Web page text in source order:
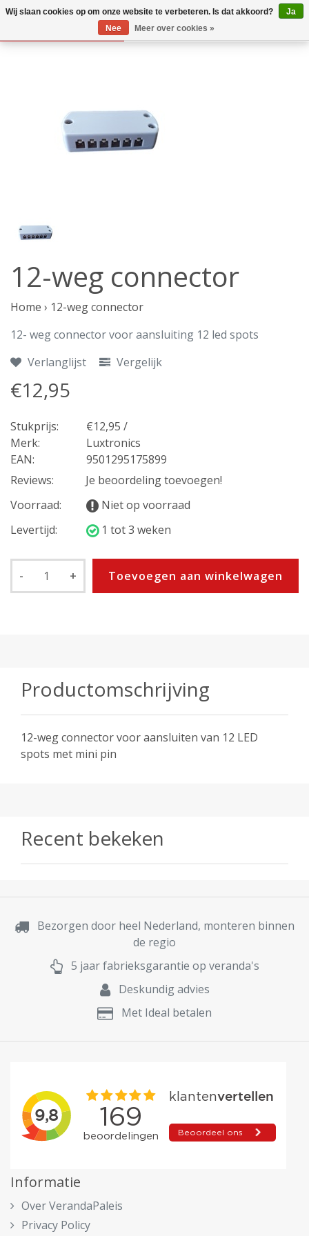
12-weg connector
Home › 12-weg connector
12- weg connector voor aansluiting 12 led spots
Verlanglijst
Vergelijk
€12,95
Stukprijs:
€12,95 /
Merk:
Luxtronics
EAN:
9501295175899
Reviews:
Je beoordeling toevoegen!
Voorraad:
Niet op voorraad
Levertijd:
1 tot 3 weken
- + Toevoegen aan winkelwagen
Productomschrijving
12-weg connector voor aansluiten van 12 LED
spots met mini pin
Recent bekeken
Bezorgen door heel Nederland, monteren binnen
de regio
5 jaar fabrieksgarantie op veranda's
Deskundig advies
Met Ideal betalen
Informatie
Over VerandaPaleis
Privacy Policy
Wij slaan cookies op om onze website te verbeteren. Is dat akkoord?
Ja
Nee
Meer over cookies »